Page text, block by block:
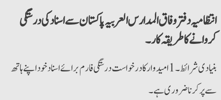
انتظامیہ دفتر وفاق المدارس العربیہ پاکستان سے اسناد کی درستگی
کروانے کا طریقہ کار۔
بنیادی شرائط۔1 امیدوار کا درخواست درستگی فارم برائے اسناد خود اپنے ہاتھ
سے پر کرنا ضروری ہے۔